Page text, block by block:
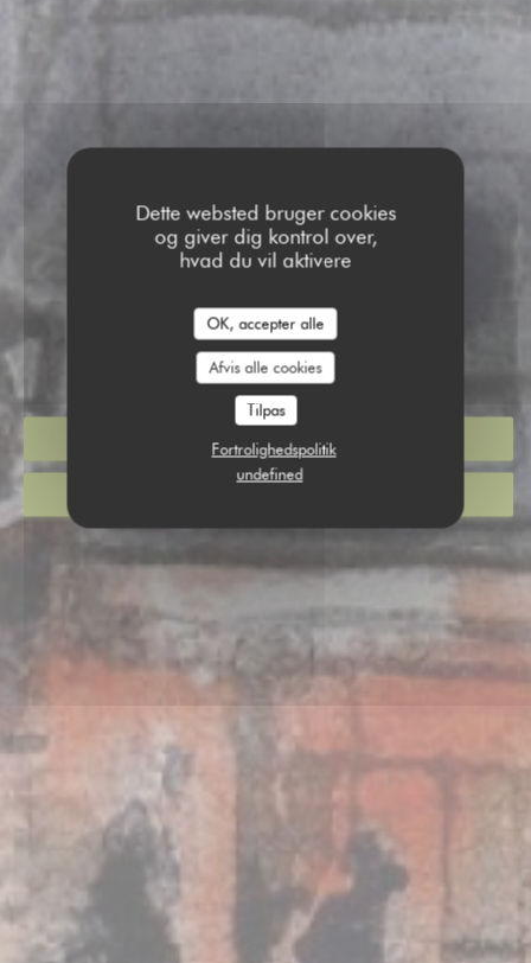
Dette websted bruger cookies
og giver dig kontrol over,
hvad du vil aktivere
OK, accepter alle
Afvis alle cookies
Tilpas
Fortrolighedspolitik
undefined
RESTAURANT CHEZ
NATHALIE
RESTAURANT CHEZ
|PARIS
BOOK ET BORD